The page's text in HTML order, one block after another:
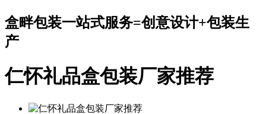
盒畔包装一站式服务=创意设计+包装生
产
仁怀礼品盒包装厂家推荐